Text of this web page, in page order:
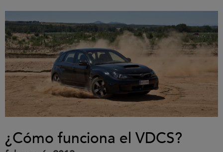
¿Cómo funciona el VDCS?